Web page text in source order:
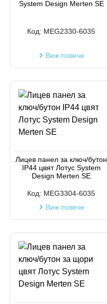
System Design Merten SE
Код: MEG2330-6035
Виж повече
Лицев панел за ключ/бутон
IP44 цвят Лотус System
Design Merten SE
Код: MEG3304-6035
Виж повече